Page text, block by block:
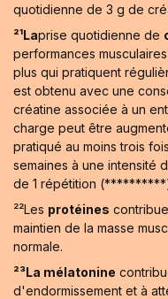
quotidienne de 3 g de
²¹Laprise quotidienne de
performances
plus qui pratiquent
est obtenu avec une
créatine associée à un
charge peut être
pratiqué au moins trois
semaines à une intensité
de 1 répétition
²²Les protéines
maintien de la masse
normale.
²³La mélatonine
d'endormissement et à